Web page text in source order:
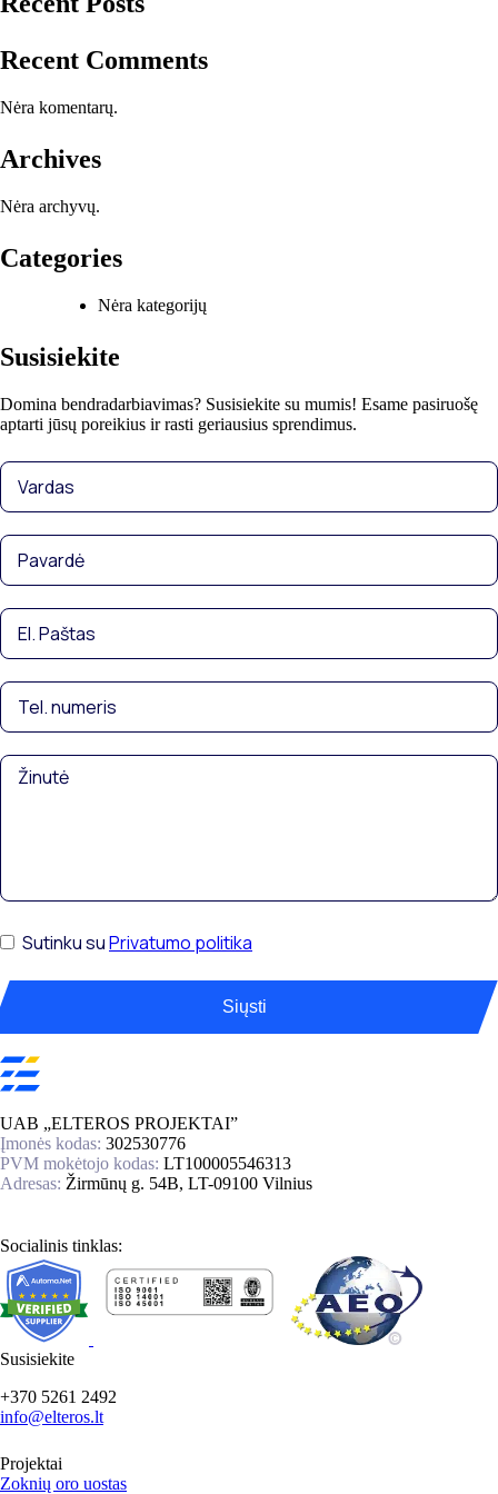
Recent Comments
Nėra komentarų.
Archives
Nėra archyvų.
Categories
Nėra kategorijų
Susisiekite
Domina bendradarbiavimas? Susisiekite su mumis! Esame pasiruošę
aptarti jūsų poreikius ir rasti geriausius sprendimus.
Sutinku suPrivatumo politika
Siųsti
UAB „ELTEROS PROJEKTAI”
Įmonės kodas: 302530776
PVM mokėtojo kodas: LT100005546313
Adresas: Žirmūnų g. 54B, LT-09100 Vilnius
Socialinis tinklas:
Susisiekite
+370 5261 2492
info@elteros.lt
Projektai
Zoknių oro uostas